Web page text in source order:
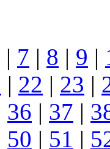
| 7 | 8 | 9 |
| 22 | 23 |
36 | 37 |
50 | 51 |